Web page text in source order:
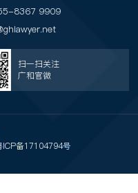
8367 9909
扫一扫关注
广和官微
ICP备17104794号